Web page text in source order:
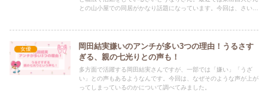
との山小屋での同居がかなり話題になっています。今回は、さいと
女優
岡田結実嫌いのアンチが多い3つの理由！うるさす
ぎる、親の七光りとの声も！
多方面で活躍する岡田結実さんですが、一部では「嫌い」「うざ
い」との声もあるようなんです。今回は、なぜそのような声が上が
ってしまっているのかについて調べてみました。